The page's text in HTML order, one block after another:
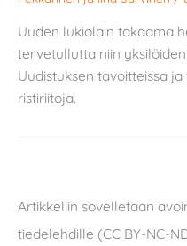
Uuden lukiolain takaama
tervetullutta niin
Uudistuksen tavoitteissa
ristiriitoja.
Artikkeliin sovelletaan
tiedelehdille (CC BY-NC-